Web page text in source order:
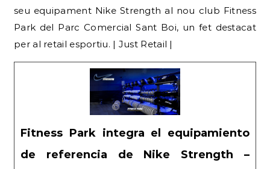
seu equipament Nike Strength al nou club Fitness
Park del Parc Comercial Sant Boi, un fet destacat
per al retail esportiu. | Just Retail |
Fitness Park integra el equipamiento
de referencia de Nike Strength –